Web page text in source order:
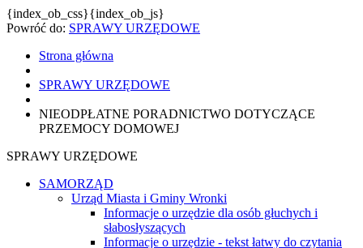
{index_ob_css}{index_ob_js}
Powróć do: SPRAWY URZĘDOWE
Strona główna
SPRAWY URZĘDOWE
NIEODPŁATNE PORADNICTWO DOTYCZĄCE
PRZEMOCY DOMOWEJ
SPRAWY URZĘDOWE
SAMORZĄD
Urząd Miasta i Gminy Wronki
Informacje o urzędzie dla osób głuchych i
słabosłyszących
Informacje o urzędzie - tekst łatwy do czytania